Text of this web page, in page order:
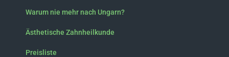
Warum nie mehr nach Ungarn?
Ästhetische Zahnheilkunde
Preisliste